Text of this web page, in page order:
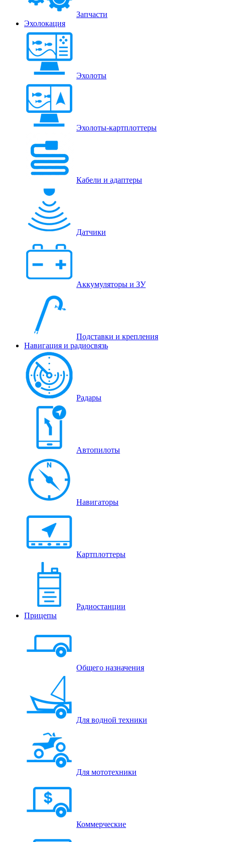
Запчасти
Эхолокация
Эхолоты
Эхолоты-картплоттеры
Кабели и адаптеры
Датчики
Аккумуляторы и ЗУ
Подставки и крепления
Навигация и радиосвязь
Радары
Автопилоты
Навигаторы
Картплоттеры
Радиостанции
Прицепы
Общего назначения
Для водной техники
Для мототехники
Коммерческие